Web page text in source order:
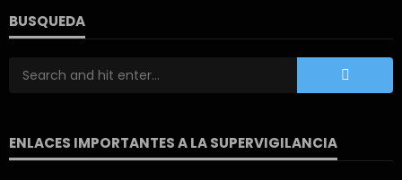
BUSQUEDA
ENLACES IMPORTANTES A LA SUPERVIGILANCIA